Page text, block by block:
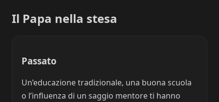
Il Papa nella stesa
Passato
Un’educazione tradizionale, una buona scuola
o l’influenza di un saggio mentore ti hanno